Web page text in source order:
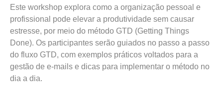
Este workshop explora como a organização pessoal e
profissional pode elevar a produtividade sem causar
estresse, por meio do método GTD (Getting Things
Done). Os participantes serão guiados no passo a passo
do fluxo GTD, com exemplos práticos voltados para a
gestão de e-mails e dicas para implementar o método no
dia a dia.